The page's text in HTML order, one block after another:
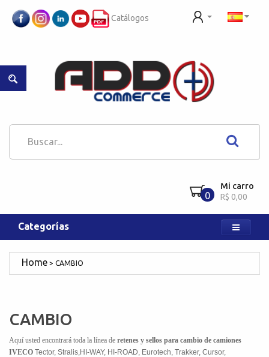
Catálogos
0
Mi carro
R$ 0,00
Categorías
CAMBIO
CAMBIO
Aquí usted encontrará toda la línea de retenes y sellos para cambio de camiones
IVECO Tector, Stralis,HI-WAY, HI-ROAD, Eurotech, Trakker, Cursor,